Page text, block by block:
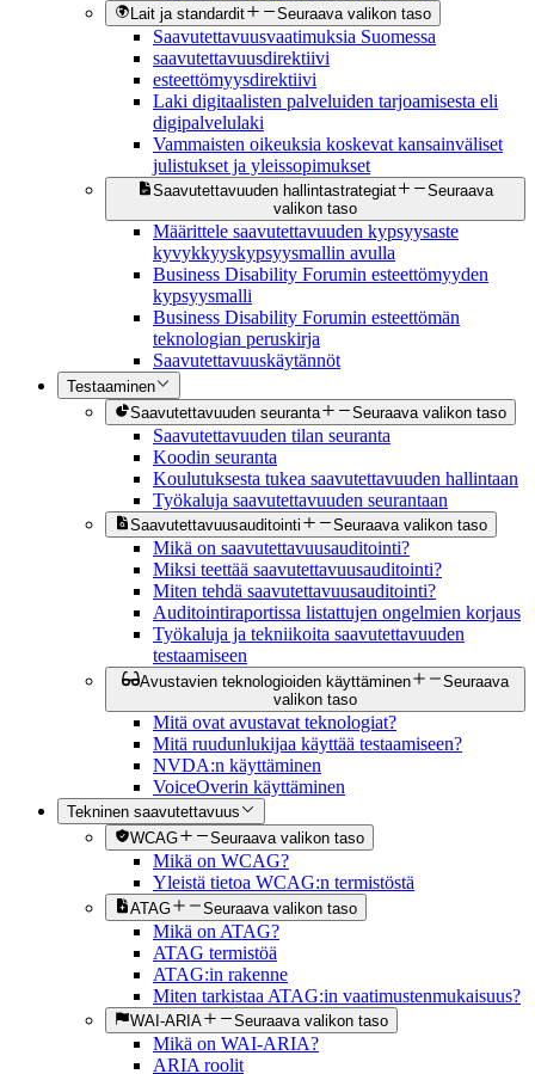
Lait ja standardit Seuraava valikon taso
Saavutettavuusvaatimuksia Suomessa
saavutettavuusdirektiivi
esteettömyysdirektiivi
Laki digitaalisten palveluiden tarjoamisesta eli
digipalvelulaki
Vammaisten oikeuksia koskevat kansainväliset
julistukset ja yleissopimukset
Saavutettavuuden hallintastrategiat
Seuraava
valikon taso
Määrittele saavutettavuuden kypsyysaste
kyvykkyyskypsyysmallin avulla
Business Disability Forumin esteettömyyden
kypsyysmalli
Business Disability Forumin esteettömän
teknologian peruskirja
Saavutettavuuskäytännöt
Testaaminen
Saavutettavuuden seuranta
Seuraava valikon taso
Saavutettavuuden tilan seuranta
Koodin seuranta
Koulutuksesta tukea saavutettavuuden hallintaan
Työkaluja saavutettavuuden seurantaan
Saavutettavuusauditointi Seuraava valikon taso
Mikä on saavutettavuusauditointi?
Miksi teettää saavutettavuusauditointi?
Miten tehdä saavutettavuusauditointi?
Auditointiraportissa listattujen ongelmien korjaus
Työkaluja ja tekniikoita saavutettavuuden
testaamiseen
Avustavien teknologioiden käyttäminen
Seuraava
valikon taso
Mitä ovat avustavat teknologiat?
Mitä ruudunlukijaa käyttää testaamiseen?
NVDA:n käyttäminen
VoiceOverin käyttäminen
Tekninen saavutettavuus
WCAG
Seuraava valikon taso
Mikä on WCAG?
Yleistä tietoa WCAG:n termistöstä
ATAG Seuraava valikon taso
Mikä on ATAG?
ATAG termistöä
ATAG:in rakenne
Miten tarkistaa ATAG:in vaatimustenmukaisuus?
WAI-ARIA Seuraava valikon taso
Mikä on WAI-ARIA?
ARIA roolit